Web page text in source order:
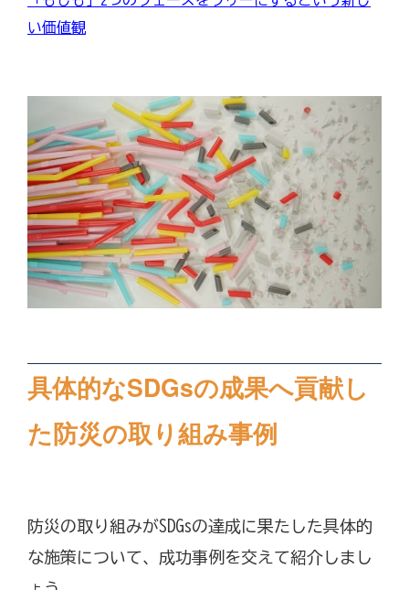
い価値観
具体的なSDGsの成果へ貢献し
た防災の取り組み事例
防災の取り組みがSDGsの達成に果たした具体的
な施策について、成功事例を交えて紹介しまし